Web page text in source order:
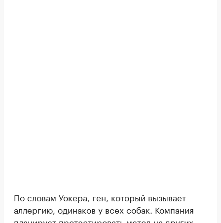
По словам Уокера, ген, который вызывает
аллергию, одинаков у всех собак. Компания